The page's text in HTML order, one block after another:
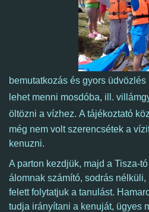
bemutatkozás és gyors üdvözlés
lehet menni mosdóba, ill.
öltözni a vízhez. A tájékoztató
még nem volt szerencsétek a
kenuzni.
A parton kezdjük, majd a Tisza-
álomnak számító, sodrás
felett folytatjuk a tanulást.
tudja irányítani a kenuját, ügyes